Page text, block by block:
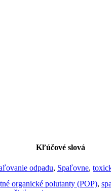
Kľúčové slová
odpadu, Spaľovne,
organické polutanty (POP),